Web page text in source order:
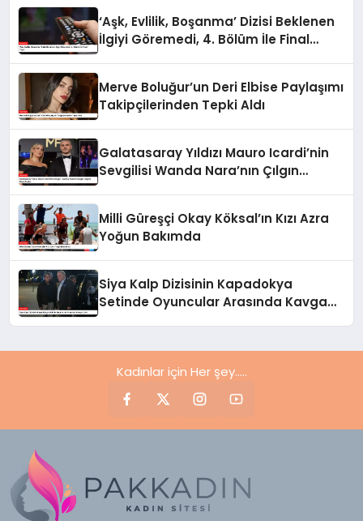
‘Aşk, Evlilik, Boşanma’ Dizisi Beklenen
İlgiyi Göremedi, 4. Bölüm İle Final
Merve Boluğur’un Deri Elbise Paylaşımı
Takipçilerinden Tepki Aldı
Galatasaray Yıldızı Mauro Icardi’nin
Sevgilisi Wanda Nara’nın Çılgın
Milli Güreşçi Okay Köksal’ın Kızı Azra
Yoğun Bakımda
Siya Kalp Dizisinin Kapadokya
Setinde Oyuncular Arasında Kavga
Kadınlar için Her şey.....